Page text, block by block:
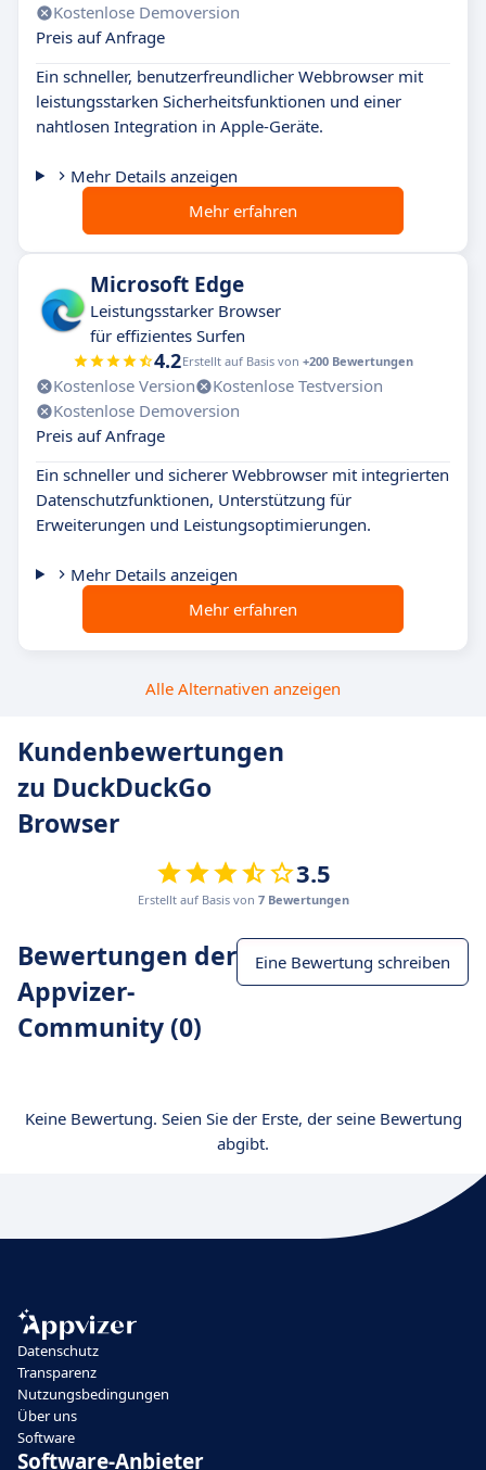
Kostenlose Demoversion
Preis auf Anfrage
Ein schneller, benutzerfreundlicher Webbrowser mit
leistungsstarken Sicherheitsfunktionen und einer
nahtlosen Integration in Apple-Geräte.
Mehr Details anzeigen
Mehr erfahren
Microsoft Edge
Leistungsstarker Browser
für effizientes Surfen
4.2Erstellt auf Basis von +200 Bewertungen
Kostenlose Version
Kostenlose Testversion
Kostenlose Demoversion
Preis auf Anfrage
Ein schneller und sicherer Webbrowser mit integrierten
Datenschutzfunktionen, Unterstützung für
Erweiterungen und Leistungsoptimierungen.
Mehr Details anzeigen
Mehr erfahren
Alle Alternativen anzeigen
Kundenbewertungen
zu DuckDuckGo
Browser
3.5
Erstellt auf Basis von 7 Bewertungen
Bewertungen der
Appvizer-
Community (0)
Eine Bewertung schreiben
Keine Bewertung. Seien Sie der Erste, der seine Bewertung
abgibt.
Datenschutz
Transparenz
Nutzungsbedingungen
Über uns
Software
Software-Anbieter